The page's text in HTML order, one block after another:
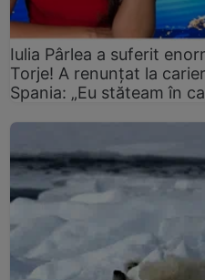
Iulia Pârlea a suferit
Torje! A renunțat la
Spania: „Eu stăteam în